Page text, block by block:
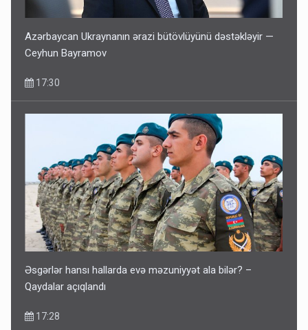
Azərbaycan Ukraynanın ərazi bütövlüyünü dəstəkləyir —
Ceyhun Bayramov
17:30
Əsgərlər hansı hallarda evə məzuniyyət ala bilər? –
Qaydalar açıqlandı
17:28